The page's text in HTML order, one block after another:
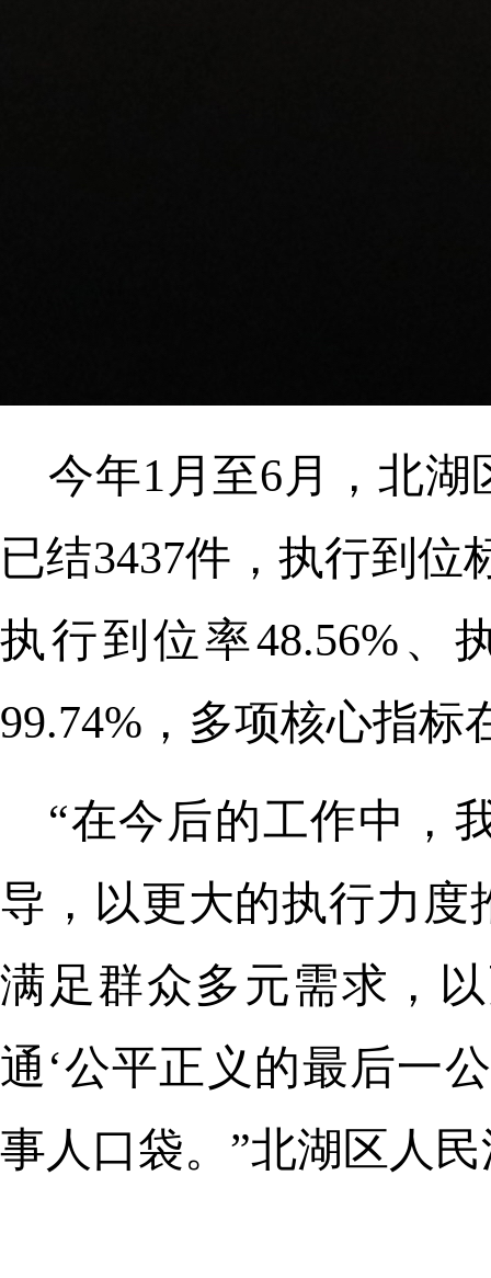
今年1月至6月，北湖
已结3437件，执行到位
执行到位率48.56%、
99.74%，多项核心指标
“在今后的工作中，
导，以更大的执行力
满足群众多元需求，
通‘公平正义的最后一
事人口袋。”北湖区人